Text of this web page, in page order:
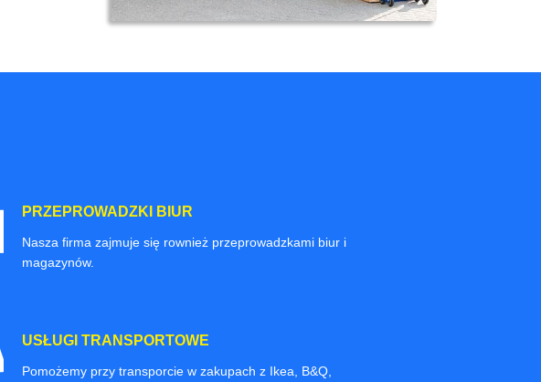
PRZEPROWADZKI BIUR
Nasza firma zajmuje się rownież przeprowadzkami biur i
magazynów.
USŁUGI TRANSPORTOWE
Pomożemy przy transporcie w zakupach z Ikea, B&Q,